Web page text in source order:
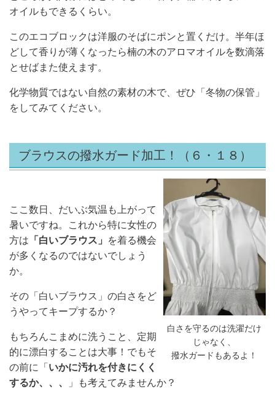
オイルもできるくらい。
このエコブロックは洋服のそばにポンと置くだけ。半年ほ
どして香りが薄くなったら楠の木のアロマオイルを数滴落
とせばまた使えます。
化学物質ではない自然の素材の木で、ぜひ「冬物の保管」
をしてみてください。
ブラウスの撥水ガード加工！ （６・１８）
白さを守るのは洗濯だけ
じゃなく、
撥水ガードもあるよ！
ここ数日、だいぶ気温も上がって
暑いですね。これから特に女性の
方は 「白いブラウス」
を着る機会
が多くなるのではないでしょう
か。
その「白いブラウス」の白さをど
うやってキープするか？
もちろんこまめに洗うこと、定期
的に漂白することは大事！でもそ
の前に「 いかに汚れを付きにくく
するか、、、
」も考えてみませんか？